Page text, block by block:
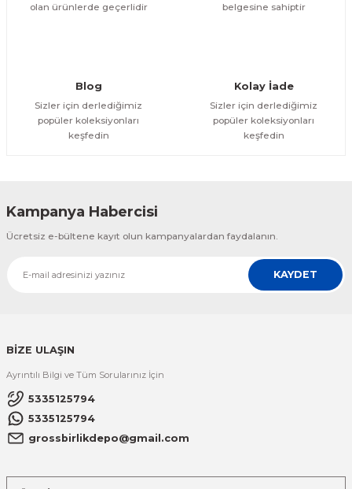
olan ürünlerde geçerlidir
belgesine sahiptir
Blog
Sizler için derlediğimiz
popüler koleksiyonları
keşfedin
Kolay İade
Sizler için derlediğimiz
popüler koleksiyonları
keşfedin
Kampanya Habercisi
Ücretsiz e-bültene kayıt olun kampanyalardan faydalanın.
KAYDET
BİZE ULAŞIN
Ayrıntılı Bilgi ve Tüm Sorularınız İçin
5335125794
5335125794
grossbirlikdepo@gmail.com